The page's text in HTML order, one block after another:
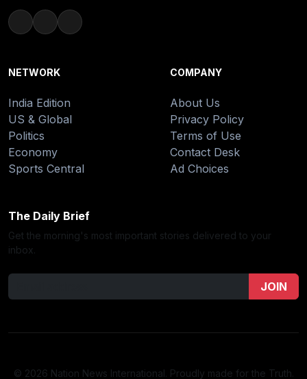
NETWORK
India Edition
US & Global
Politics
Economy
Sports Central
COMPANY
About Us
Privacy Policy
Terms of Use
Contact Desk
Ad Choices
The Daily Brief
Get the morning's most important stories delivered to your
inbox.
JOIN
© 2026 Nation News International. Proudly made for the Truth.